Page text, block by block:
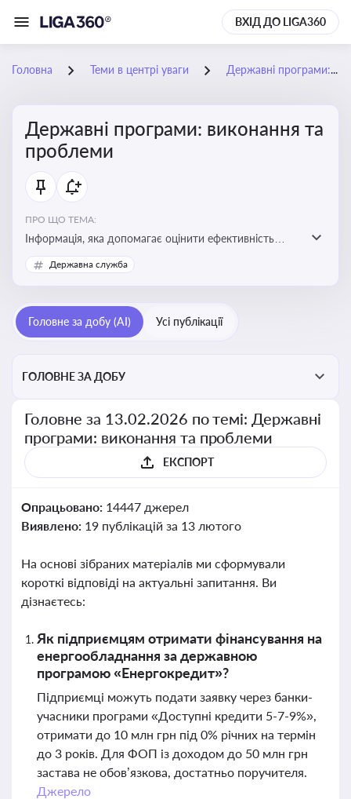
ВХІД ДО LIGA360
Головна Теми в центрі уваги Державні програми: виконання та проблеми
Державні програми: виконання та
проблеми
ПРО ЩО ТЕМА:
Інформація, яка допомагає оцінити ефективність
використання бюджетних коштів, виявити проблеми
реалізації та знайти шляхи їх удосконалення
Державна служба
Головне за добу (AI) Усі публікації
ГОЛОВНЕ ЗА ДОБУ
Головне за 13.02.2026 по темі: Державні
програми: виконання та проблеми
ЕКСПОРТ
Опрацьовано: 14447 джерел
Виявлено: 19 публікацій за 13 лютого
На основі зібраних матеріалів ми сформували
короткі відповіді на актуальні запитання. Ви
дізнаєтесь:
Як підприємцям отримати фінансування на
енергообладнання за державною
програмою «Енергокредит»?
Підприємці можуть подати заявку через банки-
учасники програми «Доступні кредити 5-7-9%»,
отримати до 10 млн грн під 0% річних на термін
до 3 років. Для ФОП із доходом до 50 млн грн
застава не обов’язкова, достатньо поручителя.
Джерело